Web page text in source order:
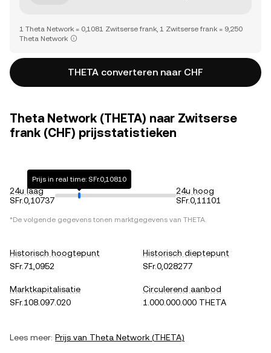
1 Theta Network = 0,1081 Zwitserse frank, 1 Zwitserse frank = 9,250
Theta Network
THETA converteren naar CHF
Theta Network (THETA) naar Zwitserse
frank (CHF) prijsstatistieken
24u laag
SFr.0,10737
Prijs in real time: SFr.0,10810
24u hoog
SFr.0,11101
*De volgende gegevens tonen marktgegevens van THETA.
Historisch hoogtepunt
SFr.71,0952
Historisch dieptepunt
SFr.0,028277
Marktkapitalisatie
SFr.108.097.020
Circulerend aanbod
1.000.000.000 THETA
Lees meer: Prijs van Theta Network (THETA)